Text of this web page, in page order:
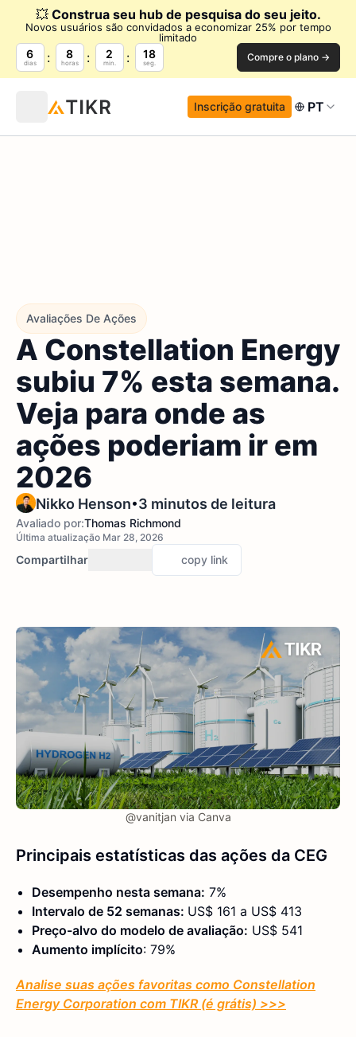
💥 Construa seu hub de pesquisa do seu jeito.
Novos usuários são convidados a economizar 25% por tempo
limitado
6
dias
8
horas
2
min.
17
seg. Compre o plano →
Inscrição gratuita PT
Avaliações De Ações
A Constellation Energy
subiu 7% esta semana.
Veja para onde as
ações poderiam ir em
2026
Nikko Henson•3 minutos de leitura
Avaliado por:Thomas Richmond
Última atualização Mar 28, 2026
Compartilhar copy link
@vanitjan via Canva
Principais estatísticas das ações da CEG
Desempenho nesta semana: 7%
Intervalo de 52 semanas: US$ 161 a US$ 413
Preço-alvo do modelo de avaliação: US$ 541
Aumento implícito: 79%
Analise suas ações favoritas como Constellation
Energy Corporation com TIKR (é grátis) >>>